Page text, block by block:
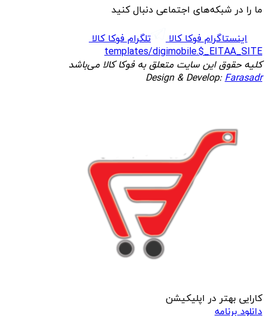
ما را در شبکه‌های اجتماعی دنبال کنید
اینستاگرام فوکا کالا
تلگرام فوکا کالا
templates/digimobile.$_EITAA_SITE
کلیه حقوق این سایت متعلق به فوکا کالا می‌باشد
Design & Develop:Farasadr
کارایی بهتر در اپلیکیشن
دانلود برنامه